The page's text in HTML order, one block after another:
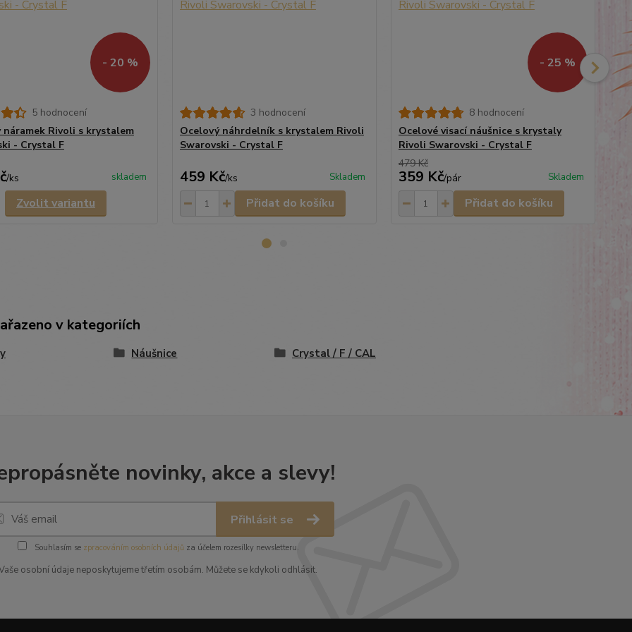
- 20 %
5 hodnocení
náramek Rivoli s krystalem
- Crystal F
/ks skladem
Zvolit variantu
3 hodnocení
Ocelový náhrdelník s krystalem Rivoli
Swarovski - Crystal F
459 Kč/ks Skladem
Přidat do košíku
- 25 %
8 hodnocení
Ocelové visací náušnice s krystaly
Rivoli Swarovski - Crystal F
479 Kč
359 Kč/pár Skladem
Přidat do košíku
v kategoriích
Náušnice Crystal / F / CAL
novinky, akce a slevy!
Přihlásit se
Souhlasím se zpracováním osobních údajů za účelem rozesílky newsletteru.
osobní údaje neposkytujeme třetím osobám. Můžete se kdykoli odhlásit.